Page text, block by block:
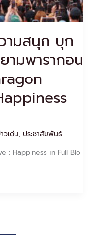
ามสนุก บุก
ามพารากอน
วเด่น, ประชาสัมพันธ์
: Happiness in Full Blo